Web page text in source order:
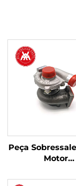
Peça
Motor
2674A423